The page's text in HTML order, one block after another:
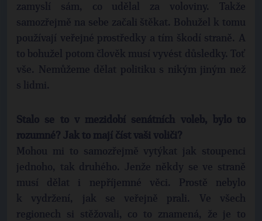
zamyslí sám, co udělal za voloviny. Takže
samozřejmě na sebe začali štěkat. Bohužel k tomu
používají veřejné prostředky a tím škodí straně. A
to bohužel potom člověk musí vyvést důsledky. Toť
vše. Nemůžeme dělat politiku s nikým jiným než
s lidmi.
Stalo se to v mezidobí senátních voleb, bylo to
rozumné? Jak to mají číst vaši voliči?
Mohou mi to samozřejmě vytýkat jak stoupenci
jednoho, tak druhého. Jenže někdy se ve straně
musí dělat i nepříjemné věci. Prostě nebylo
k vydržení, jak se veřejně prali. Ve všech
regionech si stěžovali, co to znamená, že je to